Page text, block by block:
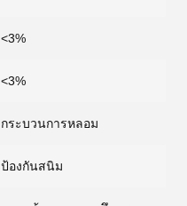
<3%
<3%
กระบวนการหลอม
ป้องกันสนิม